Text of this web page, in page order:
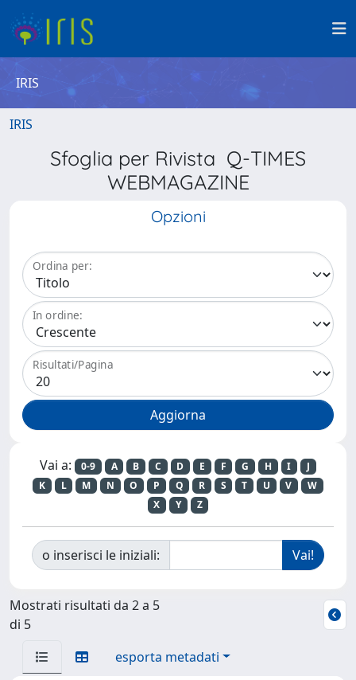
IRIS
IRIS
Sfoglia per Rivista Q-TIMES
WEBMAGAZINE
Opzioni
Ordina per:
In ordine:
Risultati/Pagina
Vai a: 0-9 A B C D E F G H I
J
K
L M N O P Q R S T U V
W
X
Y Z
o inserisci le iniziali:
Mostrati risultati da 2 a 5
di 5
esporta metadati